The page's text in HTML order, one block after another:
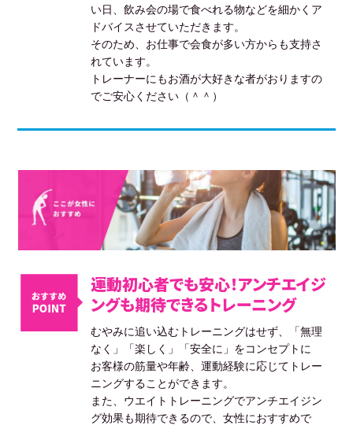
い日、飲み会の場で食べれる物などを細かくア
ドバイスさせていただきます。
そのため、お仕事で会食が多い方からも支持さ
れています。
トレーナーにもお酒が大好きな者がおりますの
でご安心ください（＾＾）
運動初心者でも安心！アンチエイジ
ングも期待できるトレーニング
むやみに追い込むトレーニングはせず、「無理
なく」「楽しく」「安全に」をコンセプトに
お客様の筋量や年齢、運動経験に応じてトレー
ニングすることができます。
また、ウエイトトレーニングでアンチエイジン
グ効果も期待できるので、女性におすすめで